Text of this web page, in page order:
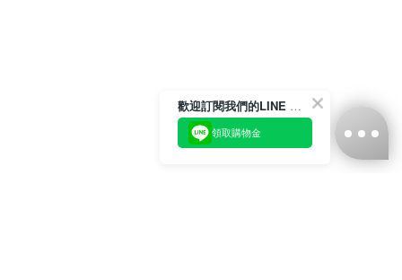
歡迎訂閱我們的LINE 官方帳號
領取購物金